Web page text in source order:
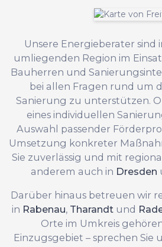
Unsere Energieberater sind
umliegenden Region im
Bauherren und
bei allen Fragen rund um
Sanierung zu unterstützen.
eines individuellen
Auswahl passender
Umsetzung konkreter
Sie zuverlässig und mit
anderem auch in Dresden
Darüber hinaus betreuen wir
in Rabenau, Tharandt und
Orte im Umkreis
Einzugsgebiet – sprechen Sie